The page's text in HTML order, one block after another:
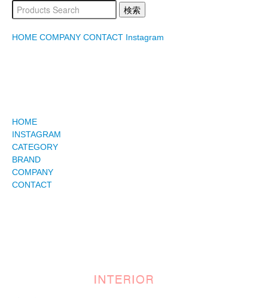
HOME COMPANY CONTACT Instagram
HOME
INSTAGRAM
CATEGORY
BRAND
COMPANY
CONTACT